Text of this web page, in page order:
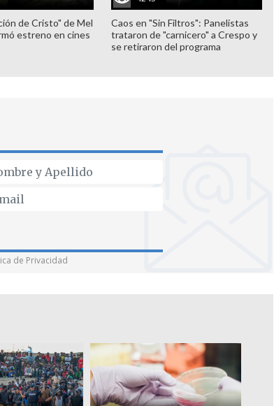
de Cristo" de Mel
estreno en cines
Caos en "Sin Filtros": Panelistas
trataron de "carnicero" a Crespo y
se retiraron del programa
de Privacidad